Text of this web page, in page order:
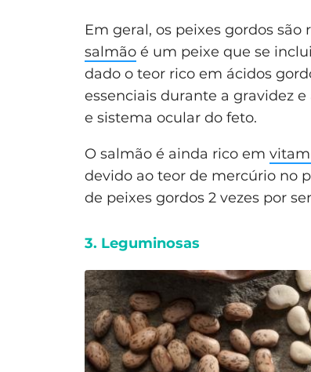
Em geral, os peixes gordos
salmão é um peixe que se
dado o teor rico em ácidos
essenciais durante a gravidez
e sistema ocular do feto.
O salmão é ainda rico em
devido ao teor de mercúrio no
de peixes gordos 2 vezes por
3. Leguminosas